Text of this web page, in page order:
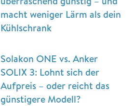
macht weniger Lärm als dein
Kühlschrank
Solakon ONE vs. Anker
SOLIX 3: Lohnt sich der
Aufpreis – oder reicht das
günstigere Modell?